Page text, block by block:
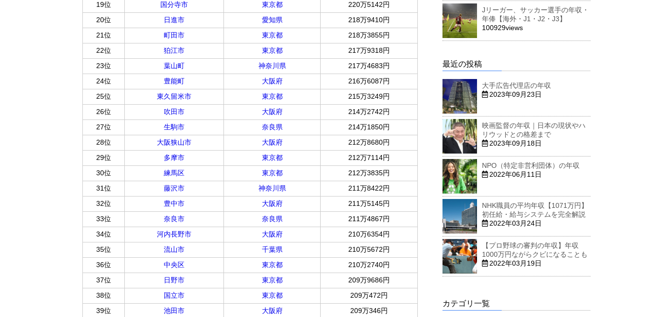
19位
国分寺市 東京都
220万5142円
20位
日進市 愛知県
218万9410円
21位
町田市 東京都
218万3855円
22位
狛江市 東京都
217万9318円
23位
葉山町 神奈川県
217万4683円
24位
豊能町 大阪府
216万6087円
25位
東久留米市 東京都
215万3249円
26位
吹田市 大阪府
214万2742円
27位
生駒市 奈良県
214万1850円
28位
大阪狭山市 大阪府
212万8680円
29位
多摩市 東京都
212万7114円
30位
練馬区 東京都
212万3835円
31位
藤沢市 神奈川県
211万8422円
32位
豊中市 大阪府
211万5145円
33位
奈良市 奈良県
211万4867円
34位
河内長野市 大阪府
210万6354円
35位
流山市 千葉県
210万5672円
36位
中央区 東京都
210万2740円
37位
日野市 東京都
209万9686円
38位
国立市 東京都
209万472円
39位
池田市 大阪府
209万346円
Jリーガー、サッカー選手の年収・
年俸【海外・J1・J2・J3】
100929views
最近の投稿
大手広告代理店の年収
2023年09月23日
映画監督の年収｜日本の現状やハ
リウッドとの格差まで
2023年09月18日
NPO（特定非営利団体）の年収
2022年06月11日
NHK職員の平均年収【1071万円】
初任給・給与システムを完全解説
2022年03月24日
【プロ野球の審判の年収】年収
1000万円ながらクビになることも
2022年03月19日
カテゴリ一覧